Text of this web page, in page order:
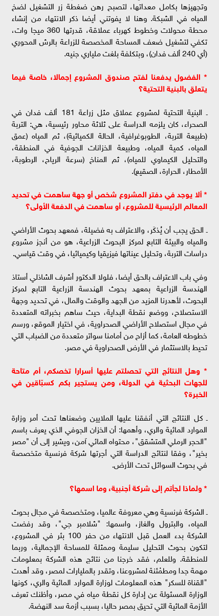
وتجهيزها بكامل معداتها، لتصبح رهن ضغطة زر التشغيل لضخ
المياه في الشبكة. وهنا لا يفوتني أيضا ذكر الانتهاء من إنشاء
محطة محولات وخطوط كهرباء عملاقة، قدرتها 360 ميجا وات،
تكفي لتشغيل ضعف المساحة المخصصة للزراعة بالرش المحوري
(أي 240 ألف فدان)، وبتكلفة بلغت ملياري جنيه.
* الفضول يدفعنا لفتح صندوق المشروع إجمالا، خاصة فيما
يتعلق بالبنية التحتية؟
ـ البنية التحتية لمشروع عملاق مثل زراعة 181 ألف فدان في
الصحراء، كان يلزمه الدراسة على ثلاثة محاور رئيسية، هي: التربة
(طبيعة التربة، الطوبوغرافية، الحالة الكميائية)، ثم المياه (عمق
المياه، كمية المياه، وطبيعة الخزانات الجوفية في المنطقة،
والتحليل الكيماوي للمياه)، ثم المناخ (سرعة الرياح، الرطوبة،
الأمطار، الحرارة، الصقيع).
* ألا يوجد في دفتر المشروع شخص أو جهة ساهمت في تحديد
المعالم الرئيسية للمشروع، أو ساهمت في الدفعة الأولى؟
ـ الحق يجب أن يُذكَر، والاعتراف به فضيلة، فمعهد بحوث الأراضي
والمياه والبيئة التابع لمركز البحوث الزراعية، هو من أنجز مشروع
دراسات التربة، وتحليل عيناتها فيزيقيا وكيميائيا، في وقت قياسي.
وفي باب الاعتراف بالحق أيضا، فلولا الدكتور أشرف الشاذلي أستاذ
الهندسة الزراعية بمعهد بحوث الهندسة الزراعية التابع لمركز
البحوث، لأهدرنا المزيد من الجهد والوقت والمال، في تحديد وجهة
الاستصلاح، ووضع نقطة البداية، حيث ساهم بخبراته المتعددة
في مجال استصلاح الأراضي الصحراوية، في اختيار الموقع، ورسم
خطوطه العامة، كما أزاح من أمامنا سواتر متعددة من الضباب التي
تحيط بالاستثمار في الأرض الصحراوية في مصر.
* وهل النتائج التي تحصلتم عليها أسرارا تخصكم، أم متاحة
للجهات البحثية في الدولة، ومن يستجير بكم كسبّاقين في
الخبرة؟
ـ كل النتائج التي أنفقنا عليها الملايين وضعناها تحت أمر وزارة
الموارد المائية والري، وأهمها: أن الخزان الجوفي الذي يعرف باسم
"الحجر الرملي المتشقق"، محتواه المائي آمن، ويشير إلى أن "مصر
بخير"، وفقا لنتائج الدراسة التي أجرتها شركة فرنسية متخصصة
في بحوث السوائل تحت الأرض.
* ولماذا لجأتم إلى شركة أجنبية، وما اسمها؟
ـ الشركة فرنسية وهي معروفة عالميا، ومتخصصة في مجال بحوث
المياه، والبترول والغاز، واسمها: "شلامبر جي"، وقد رفضت
الشركة بدء العمل قبل الانتهاء من حفر 100 بئر في المشروع،
لتكون بحوث التحليل سليمة وممثلة للمساحة الإجمالية، وربما
للمنطقة. وللعلم، فقد خرجنا من نتائج هذه الشركة بمعلومات
مهمة جدا ومطمْئنة لمشروعنا، وتقدر بالمليارات لمصر، وقد أهدت
"القناة للسكر" هذه المعلومات لوزارة الموارد المائية والري، كونها
الوزارة المسئولة عن إدارة كل نقطة مياه في مصر، وأظنك تعرف
الأزمة المائية التي تحيق بمصر حاليا، بسبب أزمة سد النهضة.